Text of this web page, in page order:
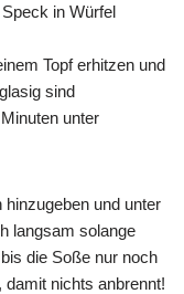
in Würfel
Topf erhitzen und
sind
unter
und unter
langsam solange
die Soße nur noch
nichts anbrennt!